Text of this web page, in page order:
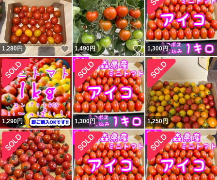
1,280円 いいね！
1,490円 いいね！
1,300円
1,290円 1,300円 1,250円